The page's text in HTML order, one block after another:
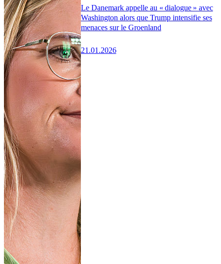
Le Danemark appelle au « dialogue » avec
Washington alors que Trump intensifie ses
menaces sur le Groenland
21.01.2026